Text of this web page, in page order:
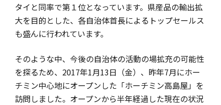
タイと同率で第１位となっています。県産品の輸出拡
大を目的とした、各自治体首長によるトップセールス
も盛んに行われています。
そのような中、今後の自治体の活動の場拡充の可能性
を探るため、2017年1月13日（金）、昨年7月にホー
チミン中心地にオープンした「ホーチミン高島屋」を
訪問しました。オープンから半年経過した現在の状況